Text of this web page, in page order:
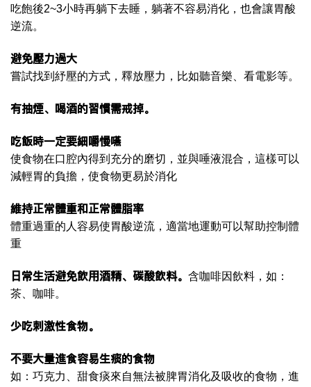
吃飽後2~3小時再躺下去睡，躺著不容易消化，也會讓胃酸
逆流。
避免壓力過大
嘗試找到紓壓的方式，釋放壓力，比如聽音樂、看電影等。
有抽煙、喝酒的習慣需戒掉。
吃飯時一定要細嚼慢嚥
使食物在口腔內得到充分的磨切，並與唾液混合，這樣可以
減輕胃的負擔，使食物更易於消化
維持正常體重和正常體脂率
體重過重的人容易使胃酸逆流，適當地運動可以幫助控制體
重
日常生活避免飲用酒精、碳酸飲料。 含咖啡因飲料，如：
茶、咖啡。
少吃刺激性食物。
不要大量進食容易生痰的食物
如：巧克力、甜食痰來自無法被脾胃消化及吸收的食物，進